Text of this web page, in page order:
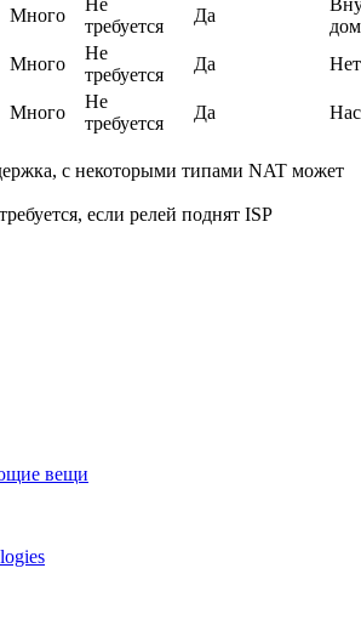
Много
Не
требуется
Да
Много
Не
требуется
Да Нет
Много
Не
требуется
Да
с некоторыми типами NAT может
если релей поднят ISP
вещи